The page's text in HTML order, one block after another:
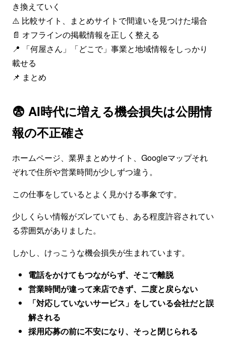
き換えていく
⚠️ 比較サイト、まとめサイトで間違いを見つけた場合
📄 オフラインの掲載情報を正しく整える
📍 「何屋さん」「どこで」事業と地域情報をしっかり
載せる
📌 まとめ
😨 AI時代に増える機会損失は公開情
報の不正確さ
ホームページ、業界まとめサイト、Googleマップそれ
ぞれで住所や営業時間が少しずつ違う。
この仕事をしているとよく見かける事象です。
少しくらい情報がズレていても、ある程度許容されてい
る雰囲気がありました。
しかし、けっこうな機会損失が生まれています。
電話をかけてもつながらず、そこで離脱
営業時間が違って来店できず、二度と戻らない
「対応していないサービス」をしている会社だと誤
解される
採用応募の前に不安になり、そっと閉じられる